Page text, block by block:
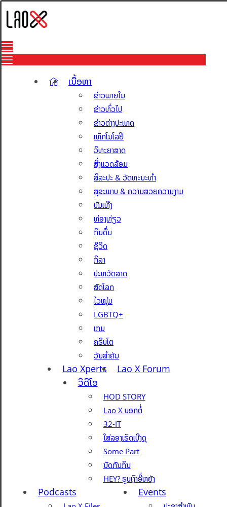
ເນື້ອຫາ
ຂ່າວພາຍໃນ
ຂ່າວທົ່ວໄປ
ຂ່າວຕ່າງປະເທດ
ເທັກໂນໂລຢີ
ວິທະຍາສາດ
ສິ່ງແວດລ້ອມ
ສິລະປະ & ວັດທະນະທຳ
ສຸຂະພາບ & ຄວາມສວຍຄວາມງາມ
ບັນເທີງ
ທ່ອງທ່ຽວ
ກິນດື່ມ
ຊີວິດ
ກິລາ
ປະຫວັດສາດ
ສັດໂລກ
ໄວໜຸ່ມ
LGBTQ+
ເກມ
ຄຣິບໂຕ
ວັນສຳຄັນ
Lao Xperts
Lao X Forum
ວິດີໂອ
HOD STORY
Lao X ບອກຕໍ່
32-IT
ໃສ່ລອງເຮັດເບີງດຸ
Some Part
ນັດກັນກິນ
HEY? ຮູບເງົາອີ່ຫຍັງ
Podcasts Events